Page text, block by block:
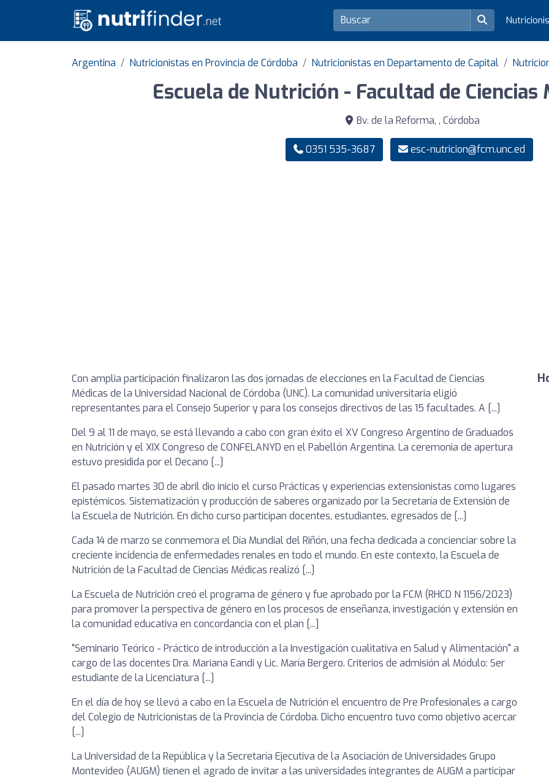
Argentina Nutricionistas en Provincia de Córdoba Nutricionistas en Departamento de Capital
Escuela de Nutrición - Facultad de Ciencias
Bv. de la Reforma, , Córdoba
0351 535-3687 esc-nutricion@fcm.unc.ed
Con amplia participación finalizaron las dos jornadas de elecciones en la Facultad de Ciencias
Médicas de la Universidad Nacional de Córdoba (UNC). La comunidad universitaria eligió
representantes para el Consejo Superior y para los consejos directivos de las 15 facultades. A [...]
Del 9 al 11 de mayo, se está llevando a cabo con gran éxito el XV Congreso Argentino de Graduados
en Nutrición y el XIX Congreso de CONFELANYD en el Pabellón Argentina. La ceremonia de apertura
estuvo presidida por el Decano [...]
El pasado martes 30 de abril dio inicio el curso Prácticas y experiencias extensionistas como lugares
epistémicos. Sistematización y producción de saberes organizado por la Secretaría de Extensión de
la Escuela de Nutrición. En dicho curso participan docentes, estudiantes, egresados de [...]
Cada 14 de marzo se conmemora el Día Mundial del Riñón, una fecha dedicada a concienciar sobre la
creciente incidencia de enfermedades renales en todo el mundo. En este contexto, la Escuela de
Nutrición de la Facultad de Ciencias Médicas realizó [...]
La Escuela de Nutrición creó el programa de género y fue aprobado por la FCM (RHCD N 1156/2023)
para promover la perspectiva de género en los procesos de enseñanza, investigación y extensión en
la comunidad educativa en concordancia con el plan [...]
"Seminario Teórico - Práctico de introducción a la Investigación cualitativa en Salud y Alimentación" a
cargo de las docentes Dra. Mariana Eandi y Lic. María Bergero. Criterios de admisión al Módulo: Ser
estudiante de la Licenciatura [...]
En el día de hoy se llevó a cabo en la Escuela de Nutrición el encuentro de Pre Profesionales a cargo
del Colegio de Nutricionistas de la Provincia de Córdoba. Dicho encuentro tuvo como objetivo acercar
[...]
La Universidad de la República y la Secretaría Ejecutiva de la Asociación de Universidades Grupo
Montevideo (AUGM) tienen el agrado de invitar a las universidades integrantes de AUGM a participar